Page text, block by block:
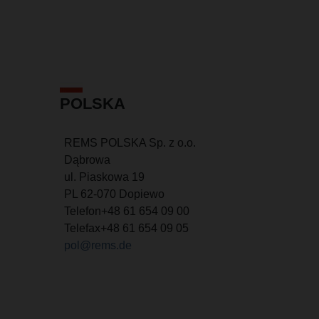
POLSKA
REMS POLSKA Sp. z o.o.
Dąbrowa
ul. Piaskowa 19
PL 62-070 Dopiewo
Telefon+48 61 654 09 00
Telefax+48 61 654 09 05
pol@rems.de